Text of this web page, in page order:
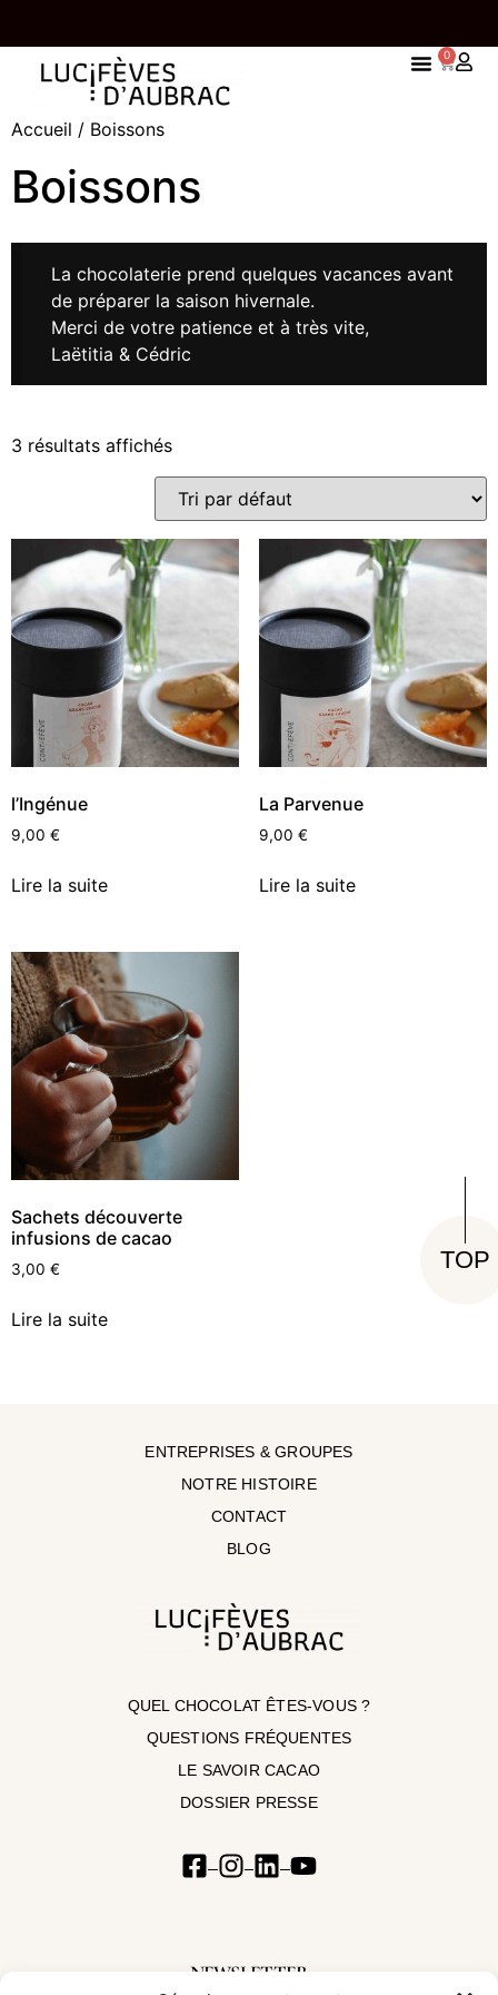
TOP
EST OFFERTE À PARTIR DE 65 EUROS
D’ACHATS
0
Accueil / Boissons
Boissons
La chocolaterie prend quelques vacances avant
de préparer la saison hivernale.
Merci de votre patience et à très vite,
Laëtitia & Cédric
3 résultats affichés
l’Ingénue
9,00 €
Lire la suite
La Parvenue
9,00 €
Lire la suite
Sachets découverte
infusions de cacao
3,00 €
Lire la suite
ENTREPRISES & GROUPES
NOTRE HISTOIRE
CONTACT
BLOG
QUEL CHOCOLAT ÊTES-VOUS ?
QUESTIONS FRÉQUENTES
LE SAVOIR CACAO
DOSSIER PRESSE
NEWSLETTER